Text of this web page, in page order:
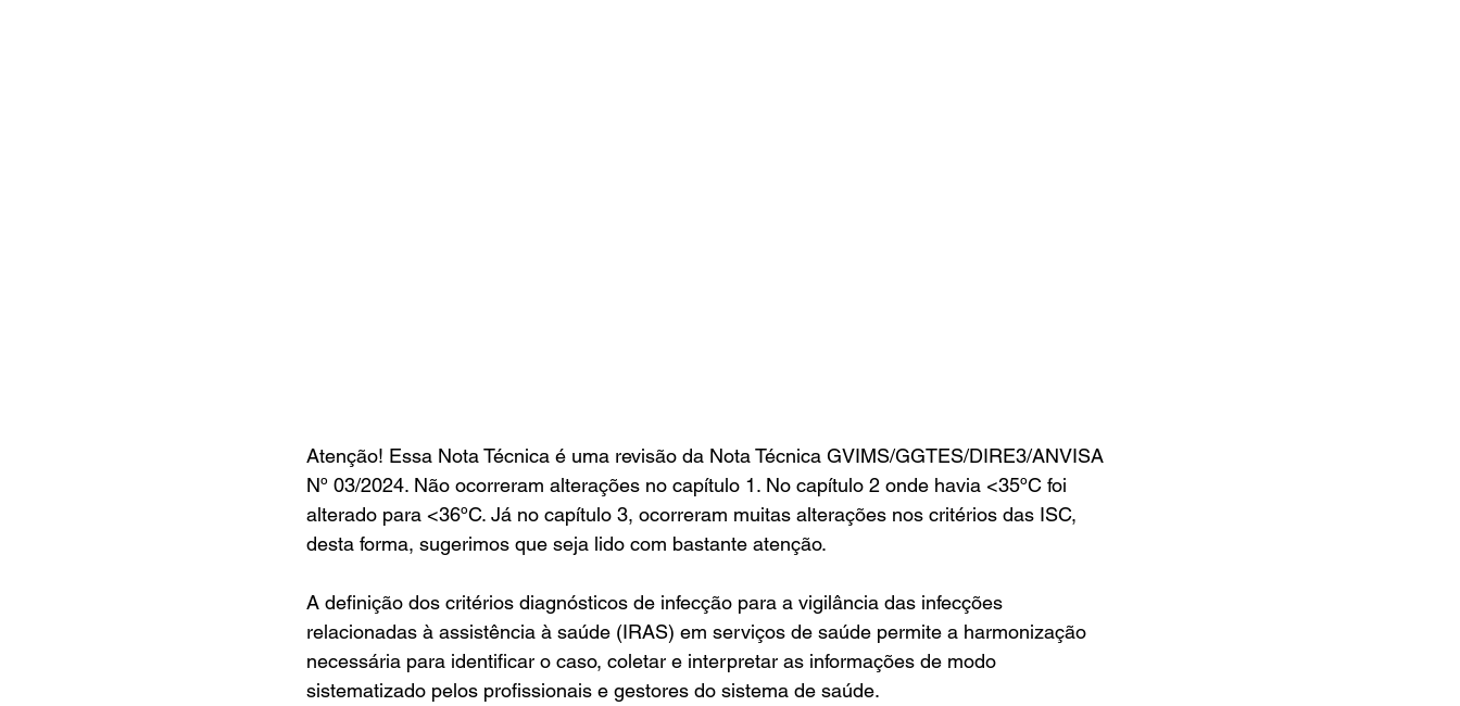
Atenção! Essa Nota Técnica é uma revisão da Nota Técnica GVIMS/GGTES/DIRE3/ANVISA
Nº 03/2024. Não ocorreram alterações no capítulo 1. No capítulo 2 onde havia <35ºC foi
alterado para <36ºC. Já no capítulo 3, ocorreram muitas alterações nos critérios das ISC,
desta forma, sugerimos que seja lido com bastante atenção.
A definição dos critérios diagnósticos de infecção para a vigilância das infecções
relacionadas à assistência à saúde (IRAS) em serviços de saúde permite a harmonização
necessária para identificar o caso, coletar e interpretar as informações de modo
sistematizado pelos profissionais e gestores do sistema de saúde.